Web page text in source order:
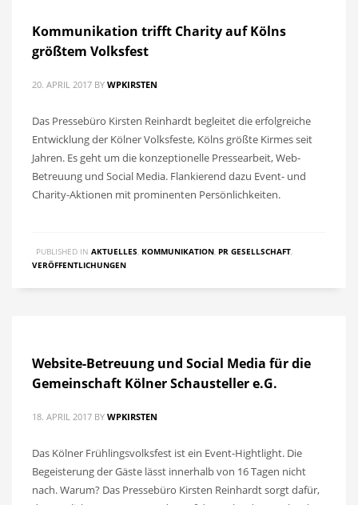
Kommunikation trifft Charity auf Kölns
größtem Volksfest
20. APRIL 2017 BY WPKIRSTEN
Das Pressebüro Kirsten Reinhardt begleitet die erfolgreiche
Entwicklung der Kölner Volksfeste, Kölns größte Kirmes seit
Jahren. Es geht um die konzeptionelle Pressearbeit, Web-
Betreuung und Social Media. Flankierend dazu Event- und
Charity-Aktionen mit prominenten Persönlichkeiten.
PUBLISHED IN AKTUELLES, KOMMUNIKATION, PR GESELLSCHAFT,
VERÖFFENTLICHUNGEN
Website-Betreuung und Social Media für die
Gemeinschaft Kölner Schausteller e.G.
18. APRIL 2017 BY WPKIRSTEN
Das Kölner Frühlingsvolksfest ist ein Event-Hightlight. Die
Begeisterung der Gäste lässt innerhalb von 16 Tagen nicht
nach. Warum? Das Pressebüro Kirsten Reinhardt sorgt dafür,